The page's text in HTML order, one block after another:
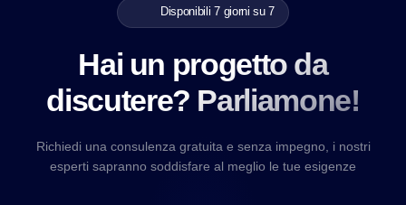
Disponibili 7 giorni su 7
Hai un progetto da
discutere? Parliamone!
Richiedi una consulenza gratuita e senza impegno, i nostri
esperti sapranno soddisfare al meglio le tue esigenze